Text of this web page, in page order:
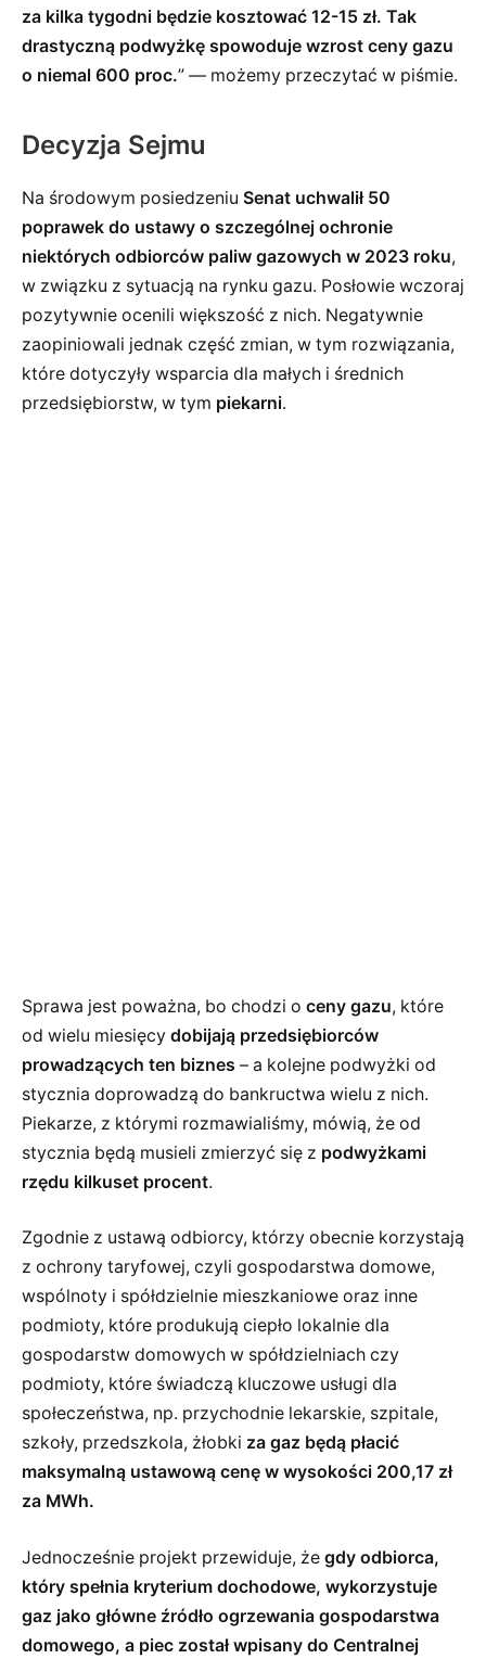
za kilka tygodni będzie kosztować 12-15 zł. Tak
drastyczną podwyżkę spowoduje wzrost ceny gazu
o niemal 600 proc.” — możemy przeczytać w piśmie.
Decyzja Sejmu
Na środowym posiedzeniu Senat uchwalił 50
poprawek do ustawy o szczególnej ochronie
niektórych odbiorców paliw gazowych w 2023 roku,
w związku z sytuacją na rynku gazu. Posłowie wczoraj
pozytywnie ocenili większość z nich. Negatywnie
zaopiniowali jednak część zmian, w tym rozwiązania,
które dotyczyły wsparcia dla małych i średnich
przedsiębiorstw, w tym piekarni.
Sprawa jest poważna, bo chodzi o ceny gazu, które
od wielu miesięcy dobijają przedsiębiorców
prowadzących ten biznes – a kolejne podwyżki od
stycznia doprowadzą do bankructwa wielu z nich.
Piekarze, z którymi rozmawialiśmy, mówią, że od
stycznia będą musieli zmierzyć się z podwyżkami
rzędu kilkuset procent.
Zgodnie z ustawą odbiorcy, którzy obecnie korzystają
z ochrony taryfowej, czyli gospodarstwa domowe,
wspólnoty i spółdzielnie mieszkaniowe oraz inne
podmioty, które produkują ciepło lokalnie dla
gospodarstw domowych w spółdzielniach czy
podmioty, które świadczą kluczowe usługi dla
społeczeństwa, np. przychodnie lekarskie, szpitale,
szkoły, przedszkola, żłobki za gaz będą płacić
maksymalną ustawową cenę w wysokości 200,17 zł
za MWh.
Jednocześnie projekt przewiduje, że gdy odbiorca,
który spełnia kryterium dochodowe, wykorzystuje
gaz jako główne źródło ogrzewania gospodarstwa
domowego, a piec został wpisany do Centralnej